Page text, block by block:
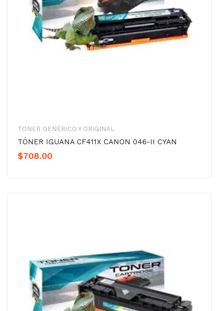
TONER GENÉRICO Y ORIGINAL
TÓNER IGUANA CF411X CANON 046-II CYAN
$708.00